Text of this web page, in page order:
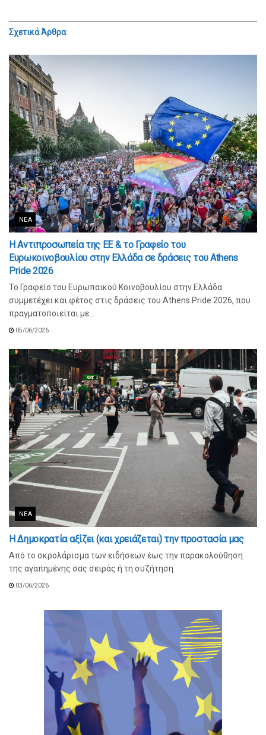
ΣχετικάΆρθρα
ΝΈΑ
Η Αντιπροσωπεία της ΕΕ & το Γραφείο του
Ευρωκοινοβουλίου στην Ελλάδα σε δράσεις του Athens
Pride 2026
Το Γραφείο του Ευρωπαϊκού Κοινοβουλίου στην Ελλάδα
συμμετέχει και φέτος στις δράσεις του Athens Pride 2026, που
πραγματοποιείται με...
05/06/2026
ΝΈΑ
Η Δημοκρατία αξίζει (και χρειάζεται) την προστασία μας
Από το σκρολάρισμα των ειδήσεων έως την παρακολούθηση
της αγαπημένης σας σειράς ή τη συζήτηση
03/06/2026